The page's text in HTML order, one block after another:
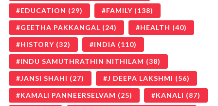
EDUCATION (29) FAMILY (138)
GEETHA PAKKANGAL (24) HEALTH (40)
HISTORY (32) INDIA (110)
INDU SAMUTHRATHIN NITHILAM (38)
JANSI SHAHI (27) J DEEPA LAKSHMI (56)
KAMALI PANNEERSELVAM (25) KANALI (87)